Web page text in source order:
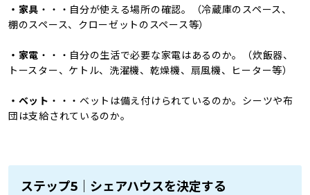
・家具 ・・・自分が使える場所の確認。（冷蔵庫のスペース、
棚のスペース、クローゼットのスペース等）
・家電 ・・・自分の生活で必要な家電はあるのか。（炊飯器、
トースター、ケトル、洗濯機、乾燥機、扇風機、ヒーター等）
・ベット ・・・ベットは備え付けられているのか。シーツや布
団は支給されているのか。
ステップ5｜シェアハウスを決定する